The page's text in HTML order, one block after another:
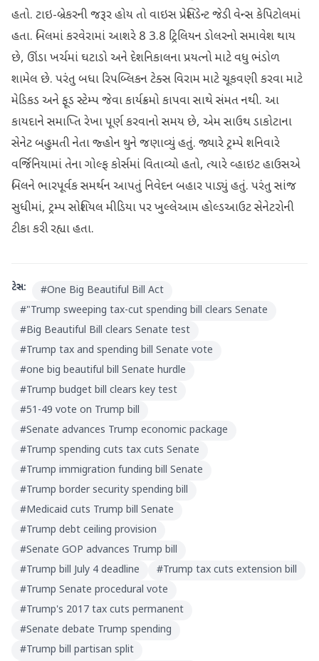
હતો. ટાઇ-બ્રેકરની જરૂર હોય તો વાઇસ પ્રેસિડેન્ટ જેડી વેન્સ કેપિટોલમાં
હતા. બિલમાં કરવેરામાં આશરે 8 3.8 ટ્રિલિયન ડોલરનો સમાવેશ થાય
છે, ઊંડા ખર્ચમાં ઘટાડો અને દેશનિકાલના પ્રયત્નો માટે વધુ ભંડોળ
શામેલ છે. પરંતુ બધા રિપબ્લિકન ટેક્સ વિરામ માટે ચૂકવણી કરવા માટે
મેડિકડ અને ફૂડ સ્ટેમ્પ જેવા કાર્યક્રમો કાપવા સાથે સંમત નથી. આ
કાયદાને સમાપ્તિ રેખા પૂર્ણ કરવાનો સમય છે, એમ સાઉથ ડાકોટાના
સેનેટ બહુમતી નેતા જ્હોન થુને જણાવ્યું હતું. જ્યારે ટ્રમ્પે શનિવારે
વર્જિનિયામાં તેના ગોલ્ફ કોર્સમાં વિતાવ્યો હતો, ત્યારે વ્હાઇટ હાઉસએ
બિલને ભારપૂર્વક સમર્થન આપતું નિવેદન બહાર પાડ્યું હતું. પરંતુ સાંજ
સુધીમાં, ટ્રમ્પ સોશિયલ મીડિયા પર ખુલ્લેઆમ હોલ્ડઆઉટ સેનેટરોની
ટીકા કરી રહ્યા હતા.
ટેગ્સ: #One Big Beautiful Bill Act
#"Trump sweeping tax-cut spending bill clears Senate
#Big Beautiful Bill clears Senate test
#Trump tax and spending bill Senate vote
#one big beautiful bill Senate hurdle
#Trump budget bill clears key test
#51-49 vote on Trump bill
#Senate advances Trump economic package
#Trump spending cuts tax cuts Senate
#Trump immigration funding bill Senate
#Trump border security spending bill
#Medicaid cuts Trump bill Senate
#Trump debt ceiling provision
#Senate GOP advances Trump bill
#Trump bill July 4 deadline #Trump tax cuts extension bill
#Trump Senate procedural vote
#Trump's 2017 tax cuts permanent
#Senate debate Trump spending
#Trump bill partisan split